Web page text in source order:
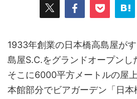
1933年創業の日本橋高島屋が
島屋S.C.をグランドオープンし
そこに6000平方メートルの屋
本館部分でビアガーデン「日